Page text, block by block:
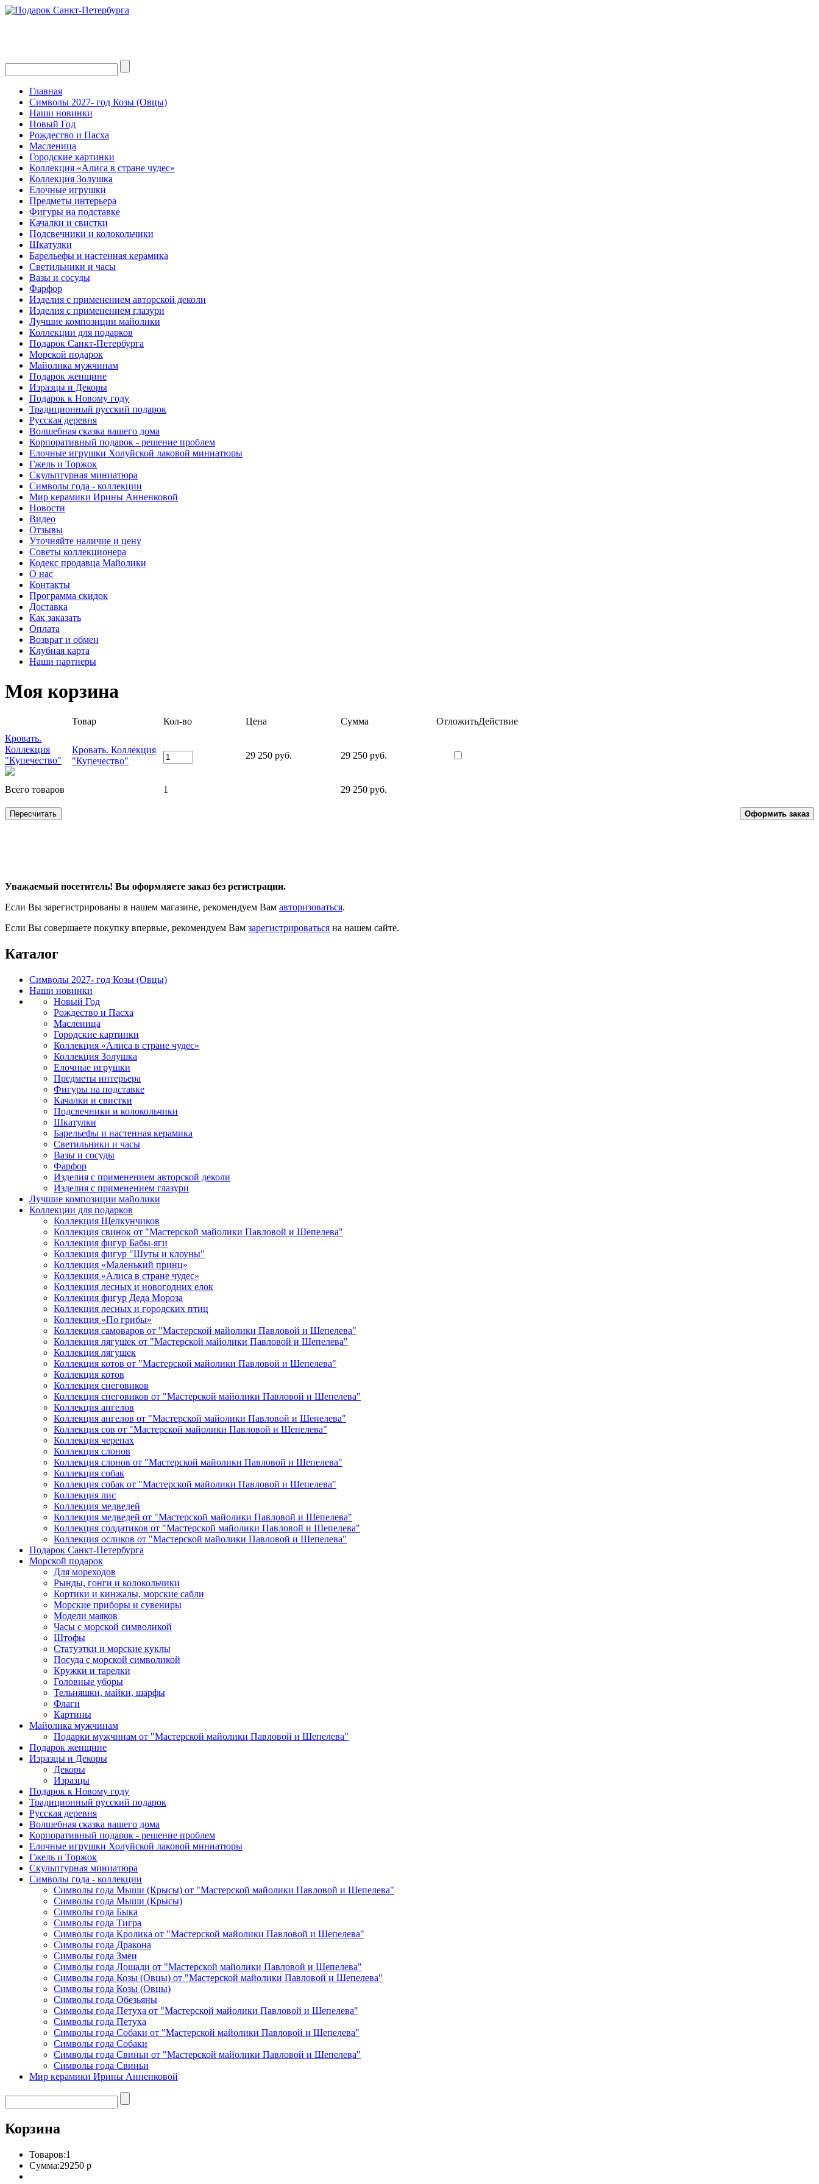
Главная
Символы 2027- год Козы (Овцы)
Наши новинки
Новый Год
Рождество и Пасха
Масленица
Городские картинки
Коллекция «Алиса в стране чудес»
Коллекция Золушка
Елочные игрушки
Предметы интерьера
Фигуры на подставке
Качалки и свистки
Подсвечники и колокольчики
Шкатулки
Барельефы и настенная керамика
Светильники и часы
Вазы и сосуды
Фарфор
Изделия с применением авторской деколи
Изделия с применением глазури
Лучшие композиции майолики
Коллекции для подарков
Подарок Санкт-Петербурга
Морской подарок
Майолика мужчинам
Подарок женщине
Изразцы и Декоры
Подарок к Новому году
Традиционный русский подарок
Русская деревня
Волшебная сказка вашего дома
Корпоративный подарок - решение проблем
Елочные игрушки Холуйской лаковой миниатюры
Гжель и Торжок
Скульптурная миниатюра
Символы года - коллекции
Мир керамики Ирины Анненковой
Новости
Видео
Отзывы
Уточняйте наличие и цену
Советы коллекционера
Кодекс продавца Майолики
О нас
Контакты
Программа скидок
Доставка
Как заказать
Оплата
Возврат и обмен
Клубная карта
Наши партнеры
Моя корзина
Товар Кол-во Цена Сумма ОтложитьДействие
Кровать.
Коллекция
"Купечество"
Кровать. Коллекция
"Купечество"
29 250 руб. 29 250 руб.
Всего товаров 1 29 250 руб.
Уважаемый посетитель! Вы оформляете заказ без регистрации.
Если Вы зарегистрированы в нашем магазине, рекомендуем Вам авторизоваться.
Если Вы совершаете покупку впервые, рекомендуем Вам зарегистрироваться на нашем сайте.
Каталог
Символы 2027- год Козы (Овцы)
Наши новинки
Новый Год
Рождество и Пасха
Масленица
Городские картинки
Коллекция «Алиса в стране чудес»
Коллекция Золушка
Елочные игрушки
Предметы интерьера
Фигуры на подставке
Качалки и свистки
Подсвечники и колокольчики
Шкатулки
Барельефы и настенная керамика
Светильники и часы
Вазы и сосуды
Фарфор
Изделия с применением авторской деколи
Изделия с применением глазури
Лучшие композиции майолики
Коллекции для подарков
Коллекция Щелкунчиков
Коллекция свинок от "Мастерской майолики Павловой и Шепелева"
Коллекция фигур Бабы-яги
Коллекция фигур "Шуты и клоуны"
Коллекция «Маленький принц»
Коллекция «Алиса в стране чудес»
Коллекция лесных и новогодних елок
Коллекция фигур Деда Мороза
Коллекция лесных и городских птиц
Коллекция «По грибы»
Коллекция самоваров от "Мастерской майолики Павловой и Шепелева"
Коллекция лягушек от "Мастерской майолики Павловой и Шепелева"
Коллекция лягушек
Коллекция котов от "Мастерской майолики Павловой и Шепелева"
Коллекция котов
Коллекция снеговиков
Коллекция снеговиков от "Мастерской майолики Павловой и Шепелева"
Коллекция ангелов
Коллекция ангелов от "Мастерской майолики Павловой и Шепелева"
Коллекция сов от "Мастерской майолики Павловой и Шепелева"
Коллекция черепах
Коллекция слонов
Коллекция слонов от "Мастерской майолики Павловой и Шепелева"
Коллекция собак
Коллекция собак от "Мастерской майолики Павловой и Шепелева"
Коллекция лис
Коллекция медведей
Коллекция медведей от "Мастерской майолики Павловой и Шепелева"
Коллекция солдатиков от "Мастерской майолики Павловой и Шепелева"
Коллекция осликов от "Мастерской майолики Павловой и Шепелева"
Подарок Санкт-Петербурга
Морской подарок
Для мореходов
Рынды, гонги и колокольчики
Кортики и кинжалы, морские сабли
Морские приборы и сувениры
Модели маяков
Часы с морской символикой
Штофы
Статуэтки и морские куклы
Посуда с морской символикой
Кружки и тарелки
Головные уборы
Тельняшки, майки, шарфы
Флаги
Картины
Майолика мужчинам
Подарки мужчинам от "Мастерской майолики Павловой и Шепелева"
Подарок женщине
Изразцы и Декоры
Декоры
Изразцы
Подарок к Новому году
Традиционный русский подарок
Русская деревня
Волшебная сказка вашего дома
Корпоративный подарок - решение проблем
Елочные игрушки Холуйской лаковой миниатюры
Гжель и Торжок
Скульптурная миниатюра
Символы года - коллекции
Символы года Мыши (Крысы) от "Мастерской майолики Павловой и Шепелева"
Символы года Мыши (Крысы)
Символы года Быка
Символы года Тигра
Символы года Кролика от "Мастерской майолики Павловой и Шепелева"
Символы года Дракона
Символы года Змеи
Символы года Лошади от "Мастерской майолики Павловой и Шепелева"
Символы года Козы (Овцы) от "Мастерской майолики Павловой и Шепелева"
Символы года Козы (Овцы)
Символы года Обезьяны
Символы года Петуха от "Мастерской майолики Павловой и Шепелева"
Символы года Петуха
Символы года Собаки от "Мастерской майолики Павловой и Шепелева"
Символы года Собаки
Символы года Свиньи от "Мастерской майолики Павловой и Шепелева"
Символы года Свиньи
Мир керамики Ирины Анненковой
Корзина
Товаров:1
Сумма:29250 р